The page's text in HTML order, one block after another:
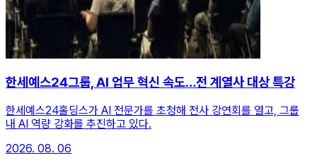
한세예스24그룹, AI 업무 혁신 속도…전 계열사 대상 특강
한세예스24홀딩스가 AI 전문가를 초청해 전사 강연회를 열고, 그룹
내 AI 역량 강화를 추진하고 있다.
2026. 08. 06